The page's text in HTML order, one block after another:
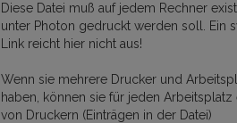
Diese Datei muß auf jedem Rechner
unter Photon gedruckt werden soll. Ein
Link reicht hier nicht aus!
Wenn sie mehrere Drucker und
haben, können sie für jeden Arbeitsplatz
von Druckern (Einträgen in der Datei)